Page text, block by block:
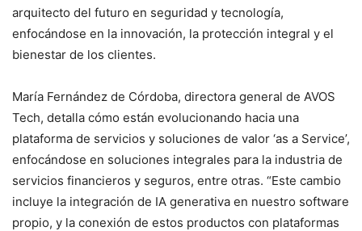
arquitecto del futuro en seguridad y tecnología,
enfocándose en la innovación, la protección integral y el
bienestar de los clientes.
María Fernández de Córdoba, directora general de AVOS
Tech, detalla cómo están evolucionando hacia una
plataforma de servicios y soluciones de valor ‘as a Service’,
enfocándose en soluciones integrales para la industria de
servicios financieros y seguros, entre otras. “Este cambio
incluye la integración de IA generativa en nuestro software
propio, y la conexión de estos productos con plataformas